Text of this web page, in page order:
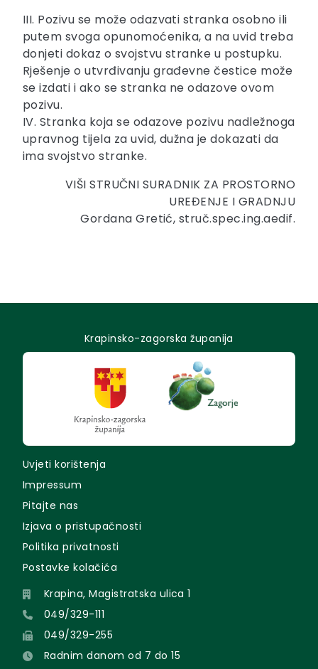
III. Pozivu se može odazvati stranka osobno ili
putem svoga opunomoćenika, a na uvid treba
donjeti dokaz o svojstvu stranke u postupku.
Rješenje o utvrđivanju građevne čestice može
se izdati i ako se stranka ne odazove ovom
pozivu.
IV. Stranka koja se odazove pozivu nadležnoga
upravnog tijela za uvid, dužna je dokazati da
ima svojstvo stranke.
VIŠI STRUČNI SURADNIK ZA PROSTORNO
UREĐENJE I GRADNJU
Gordana Gretić, struč.spec.ing.aedif.
Krapinsko-zagorska županija
Uvjeti korištenja
Impressum
Pitajte nas
Izjava o pristupačnosti
Politika privatnosti
Postavke kolačića
Krapina, Magistratska ulica 1
049/329-111
049/329-255
Radnim danom od 7 do 15